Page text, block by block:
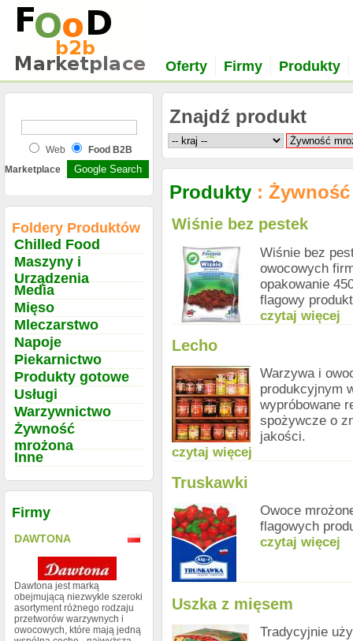
Oferty Firmy Produkty
Web
Food B2B
Marketplace
Foldery Produktów
Chilled Food
Maszyny i
Urządzenia
Media
Mięso
Mleczarstwo
Napoje
Piekarnictwo
Produkty gotowe
Usługi
Warzywnictwo
Żywność
mrożona
Inne
Firmy
DAWTONA
Dawtona jest marką
obejmującą niezwykle szeroki
asortyment różnego rodzaju
przetworów warzywnych i
owocowych, które mają jedną
Znajdź produkt
Produkty :
Wiśnie bez pestek
Wiśnie bez
owocowych
opakowanie
flagowy
czytaj więcej
Lecho
Warzywa i
produkcyjnym
wypróbowane
spożywcze o
jakości.
czytaj więcej
Truskawki
Owoce
flagowych
czytaj więcej
Uszka z mięsem
Tradycyjnie